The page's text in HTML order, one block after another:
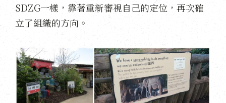
SDZG一樣，靠著重新審視自己的定位，再次確
立了組織的方向。